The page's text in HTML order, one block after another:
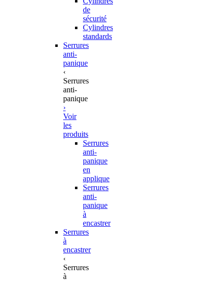
de
sécurité
Cylindres
standards
Serrures
anti-
panique
‹
Serrures
anti-
panique
›
Voir
les
produits
Serrures
anti-
panique
en
applique
Serrures
anti-
panique
à
encastrer
Serrures
à
encastrer
‹
Serrures
à